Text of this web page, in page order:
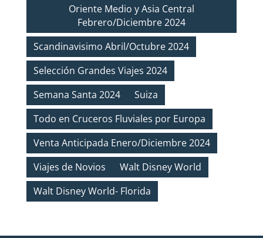
Oriente Medio y Asia Central
Febrero/Diciembre 2024
Scandinavisimo Abril/Octubre 2024
Selección Grandes Viajes 2024
Semana Santa 2024
Suiza
Todo en Cruceros Fluviales por Europa
Venta Anticipada Enero/Diciembre 2024
Viajes de Novios
Walt Disney World
Walt Disney World- Florida